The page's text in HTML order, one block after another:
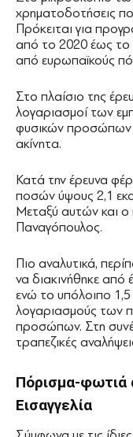
χρηματοδοτήσεις
Πρόκειται για
από το 2020 έως το
από ευρωπαϊκούς
Στο πλαίσιο της
λογαριασμοί των
φυσικών προσώπων
ακίνητα.
Κατά την έρευνα
ποσών ύψους 2,1
Μεταξύ αυτών και ο
Παναγόπουλος.
Πιο αναλυτικά,
να διακινήθηκε από
ενώ το υπόλοιπο
λογαριασμούς των
προσώπων. Στη
τραπεζικές
Πόρισμα-φωτιά
Εισαγγελία